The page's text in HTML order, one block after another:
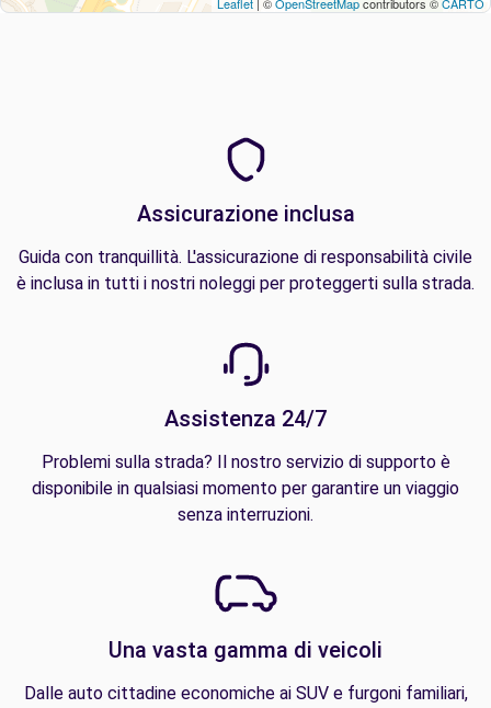
Assicurazione inclusa
Guida con tranquillità. L'assicurazione di responsabilità civile
è inclusa in tutti i nostri noleggi per proteggerti sulla strada.
Assistenza 24/7
Problemi sulla strada? Il nostro servizio di supporto è
disponibile in qualsiasi momento per garantire un viaggio
senza interruzioni.
Una vasta gamma di veicoli
Dalle auto cittadine economiche ai SUV e furgoni familiari,